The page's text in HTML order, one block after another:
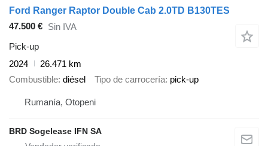
Ford Ranger Raptor Double Cab 2.0TD B130TES
47.500 € Sin IVA
Pick-up
2024
26.471 km
Combustible diésel Tipo de carrocería pick-up
Rumanía, Otopeni
BRD Sogelease IFN SA